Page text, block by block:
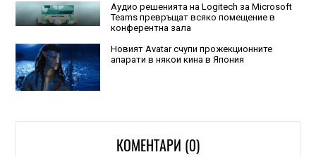
Аудио решенията на Logitech за Microsoft
Teams превръщат всяко помещение в
конферентна зала
Новият Avatar счупи прожекционните
апарати в някои кина в Япония
КОМЕНТАРИ (0)